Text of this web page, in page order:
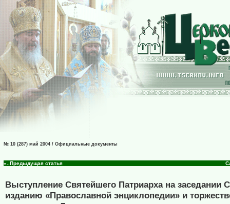
№ 10 (287) май 2004 / Официальные документы
«..Предыдущая статья
Выступление Святейшего Патриарха на заседании
изданию «Православной энциклопедии» и